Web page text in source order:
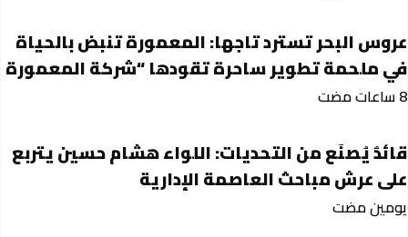
عروس البحر تسترد تاجها: المعمورة تنبض بالحياة
في ملحمة تطوير ساحرة تقودها “شركة المعمورة
قائدٌ يُصنَع من التحديات: اللواء هشام حسين يتربع
على عرش مباحث العاصمة الإدارية
‏يومين مضت